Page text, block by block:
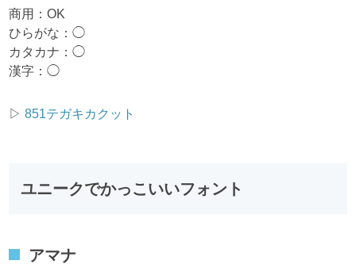
商用：OK
ひらがな：◯
カタカナ：◯
漢字：◯
▷851テガキカクット
ユニークでかっこいいフォント
アマナ